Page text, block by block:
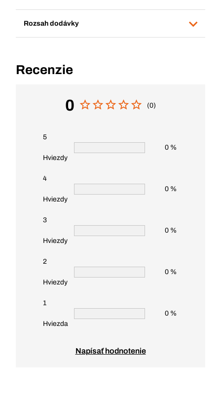
Rozsah dodávky
Recenzie
0 (0)
5
Hviezdy
0 %
4
Hviezdy
0 %
3
Hviezdy
0 %
2
Hviezdy
0 %
1
Hviezda
0 %
Napísať hodnotenie